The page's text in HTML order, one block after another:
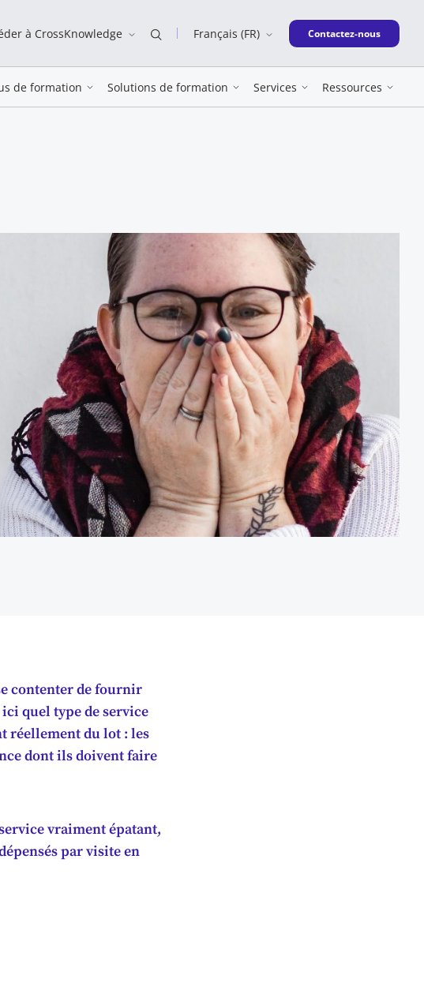
à CrossKnowledge Français (FR) New window
Contactez-nous
de formation Solutions de formation Services Ressources
contenter de fournir
quel type de service
réellement du lot : les
dont ils doivent faire
vraiment épatant,
par visite en